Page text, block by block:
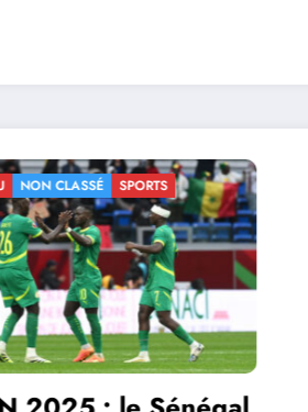
ACTU NON CLASSÉ SPORTS
CAN-2025: le